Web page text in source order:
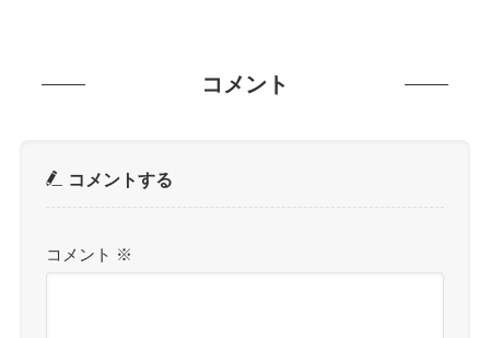
コメント
コメントする
コメント ※